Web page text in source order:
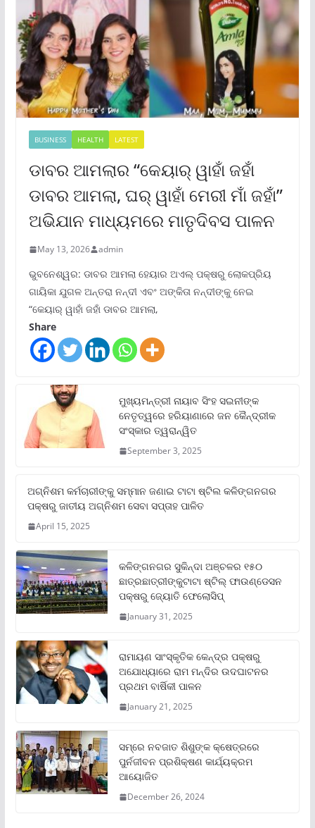
BUSINESS HEALTH LATEST
ଡାବର ଆମଲାର “କେୟାର୍ ୱାହାଁ ଜହାଁ
ଡାବର ଆମଲା, ଘର୍ ୱାହାଁ ମେରୀ ମାଁ ଜହାଁ”
ଅଭିଯାନ ମାଧ୍ୟମରେ ମାତୃଦିବସ ପାଳନ
May 13, 2026 admin
ଭୁବନେଶ୍ୱର: ଡାବର ଆମଲା ହେୟାର ଅଏଲ୍ ପକ୍ଷରୁ ଲୋକପ୍ରିୟ
ଗାୟିକା ଯୁଗଳ ଅନ୍ତରା ନନ୍ଦୀ ଏବଂ ଅଙ୍କିତା ନନ୍ଦୀଙ୍କୁ ନେଇ
“କେୟାର୍ ୱାହାଁ ଜହାଁ ଡାବର ଆମଲା,
Share
ମୁଖ୍ୟମନ୍ତ୍ରୀ ନାୟାବ ସିଂହ ସଇନୀଙ୍କ
ନେତୃତ୍ୱରେ ହରିୟାଣାରେ ଜନ କୈନ୍ଦ୍ରୀକ
ସଂସ୍କାର ତ୍ୱରାନ୍ୱିତ
September 3, 2025
ଅଗ୍ନିଶମ କର୍ମଚାରୀଙ୍କୁ ସମ୍ମାନ ଜଣାଇ ଟାଟା ଷ୍ଟିଲ କଳିଙ୍ଗନଗର
ପକ୍ଷରୁ ଜାତୀୟ ଅଗ୍ନିଶମ ସେବା ସପ୍ତାହ ପାଳିତ
April 15, 2025
କଳିଙ୍ଗନଗର ସୁକିନ୍ଦା ଅଞ୍ଚଳର ୧୫୦
ଛାତ୍ରଛାତ୍ରୀଙ୍କୁଟାଟା ଷ୍ଟିଲ୍ ଫାଉଣ୍ଡେସନ
ପକ୍ଷରୁ ଜ୍ୟୋତି ଫେଲୋସିପ୍‌
January 31, 2025
ରାମାୟଣ ସାଂସ୍କୃତିକ କେନ୍ଦ୍ର ପକ୍ଷରୁ
ଅଯୋଧ୍ୟାରେ ରାମ ମନ୍ଦିର ଉଦଘାଟନର
ପ୍ରଥମ ବାର୍ଷିକୀ ପାଳନ
January 21, 2025
ସମ୍‌ରେ ନବଜାତ ଶିଶୁଙ୍କ କ୍ଷେତ୍ରରେ
ପୁର୍ନଜୀବନ ପ୍ରଶିକ୍ଷଣ କାର୍ଯ୍ୟକ୍ରମ
ଆୟୋଜିତ
December 26, 2024